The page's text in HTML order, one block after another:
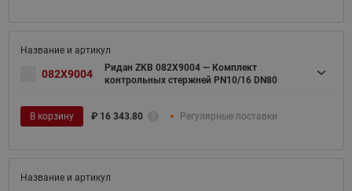
082X9004
Ридан ZKB 082X9004 — Комплект
контрольных стержней PN10/16 DN80
В корзину ₽ 16 343.80 Регулярные поставки